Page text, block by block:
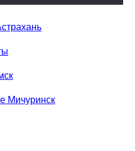
Мичуринск